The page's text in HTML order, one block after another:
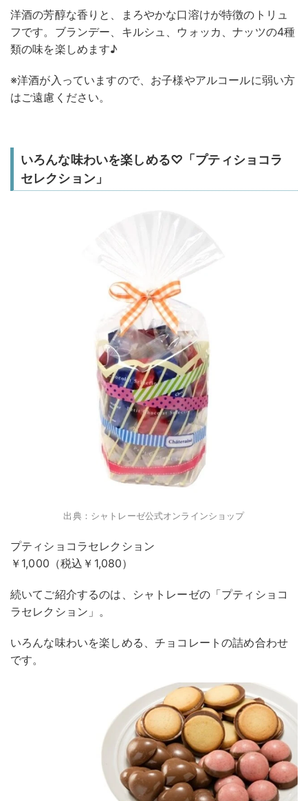
洋酒の芳醇な香りと、まろやかな口溶けが特徴のトリュ
フです。ブランデー、キルシュ、ウォッカ、ナッツの4種
類の味を楽しめます♪
※洋酒が入っていますので、お子様やアルコールに弱い方
はご遠慮ください。
いろんな味わいを楽しめる♡「プティショコラ
セレクション」
出典：シャトレーゼ公式オンラインショップ
プティショコラセレクション
￥1,000（税込￥1,080）
続いてご紹介するのは、シャトレーゼの「プティショコ
ラセレクション」。
いろんな味わいを楽しめる、チョコレートの詰め合わせ
です。